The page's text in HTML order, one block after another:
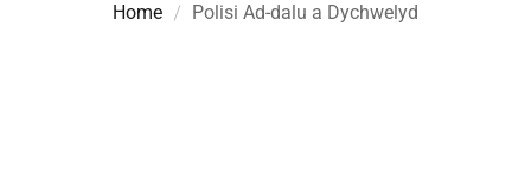
Home Polisi Ad-dalu a Dychwelyd